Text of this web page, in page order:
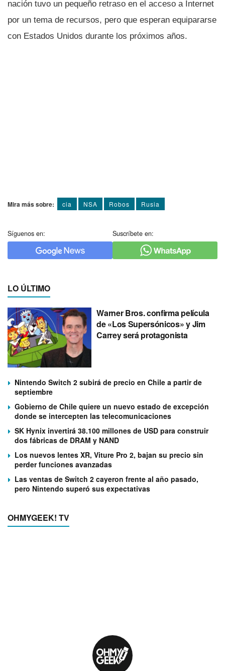
nación tuvo un pequeño retraso en el acceso a Internet
por un tema de recursos, pero que esperan equipararse
con Estados Unidos durante los próximos años.
Mira más sobre: cia NSA Robos Rusia
Síguenos en: Suscríbete en:
LO ÚLTIMO
Warner Bros. confirma película
de «Los Supersónicos» y Jim
Carrey será protagonista
Nintendo Switch 2 subirá de precio en Chile a partir de
septiembre
Gobierno de Chile quiere un nuevo estado de excepción
donde se intercepten las telecomunicaciones
SK Hynix invertirá 38.100 millones de USD para construir
dos fábricas de DRAM y NAND
Los nuevos lentes XR, Viture Pro 2, bajan su precio sin
perder funciones avanzadas
Las ventas de Switch 2 cayeron frente al año pasado,
pero Nintendo superó sus expectativas
OHMYGEEK! TV